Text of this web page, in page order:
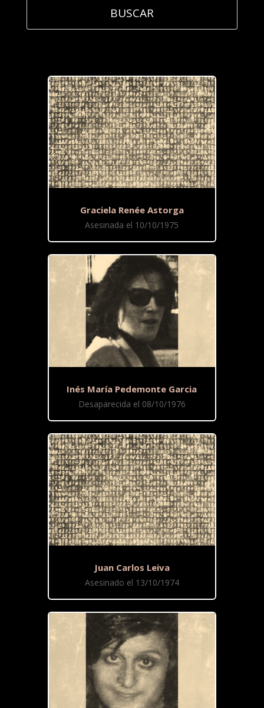
Graciela Renée Astorga
Asesinada el 10/10/1975
Inés María Pedemonte Garcia
Desaparecida el 08/10/1976
Juan Carlos Leiva
Asesinado el 13/10/1974